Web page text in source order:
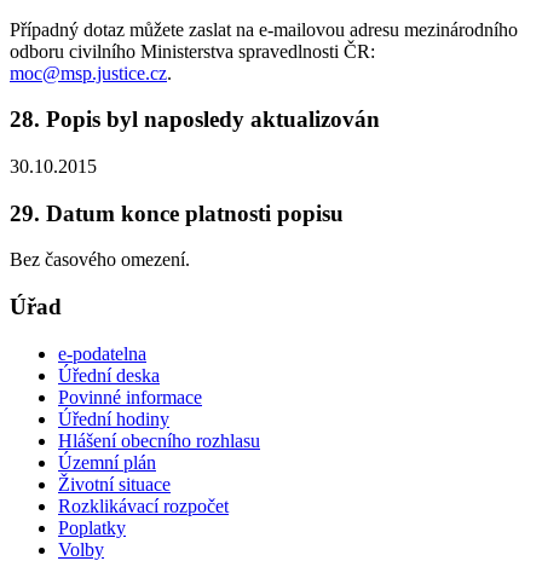
Případný dotaz můžete zaslat na e-mailovou adresu mezinárodního
odboru civilního Ministerstva spravedlnosti ČR:
moc@msp.justice.cz.
28. Popis byl naposledy aktualizován
30.10.2015
29. Datum konce platnosti popisu
Bez časového omezení.
Úřad
e-podatelna
Úřední deska
Povinné informace
Úřední hodiny
Hlášení obecního rozhlasu
Územní plán
Životní situace
Rozklikávací rozpočet
Poplatky
Volby